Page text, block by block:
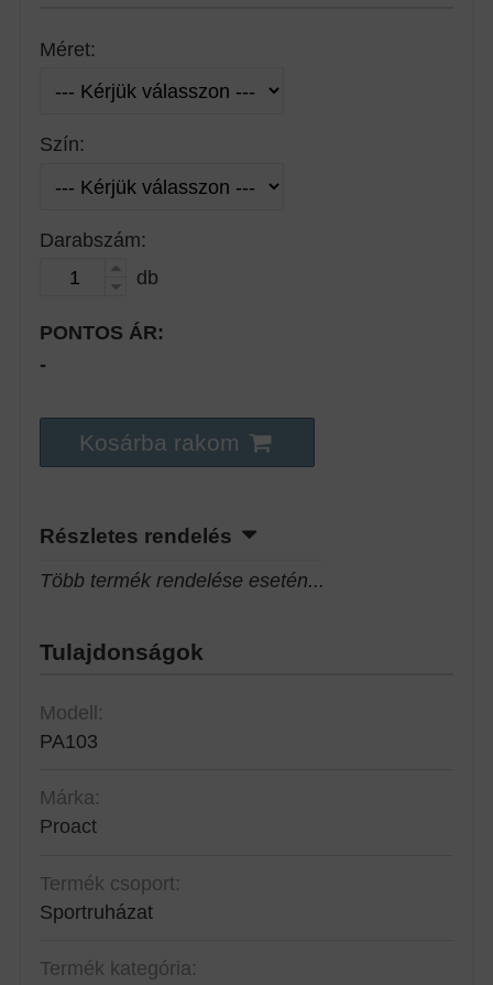
Méret:
Szín:
Darabszám:
db
PONTOS ÁR:
-
Kosárba rakom
Részletes rendelés
Több termék rendelése esetén...
Tulajdonságok
Modell:
PA103
Márka:
Proact
Termék csoport:
Sportruházat
Termék kategória: